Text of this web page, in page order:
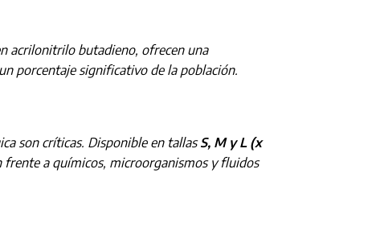
acrilonitrilo butadieno, ofrecen una
porcentaje significativo de la población.
son críticas. Disponible en tallasS, M y L (x
frente a químicos, microorganismos y fluidos